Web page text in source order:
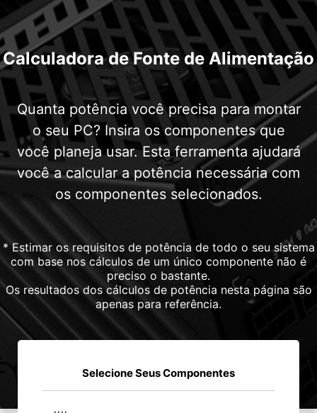
Calculadora de Fonte de Alimentação
Quanta potência você precisa para montar
o seu PC? Insira os componentes que
você planeja usar. Esta ferramenta ajudará
você a calcular a potência necessária com
os componentes selecionados.
* Estimar os requisitos de potência de todo o seu sistema
com base nos cálculos de um único componente não é
preciso o bastante.
Os resultados dos cálculos de potência nesta página são
apenas para referência.
Selecione Seus Componentes